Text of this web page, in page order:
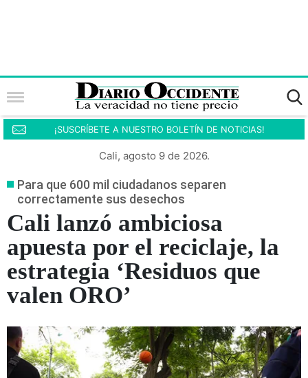
¡SUSCRÍBETE A NUESTRO BOLETÍN DE NOTICIAS!
Cali, agosto 9 de 2026.
Para que 600 mil ciudadanos separen
correctamente sus desechos
Cali lanzó ambiciosa
apuesta por el reciclaje, la
estrategia ‘Residuos que
valen ORO’